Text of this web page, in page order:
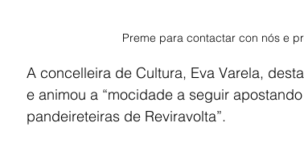
Preme para contactar con nós e
A concelleira de Cultura, Eva Varela,
e animou a “mocidade a seguir
pandeireteiras de Reviravolta”.